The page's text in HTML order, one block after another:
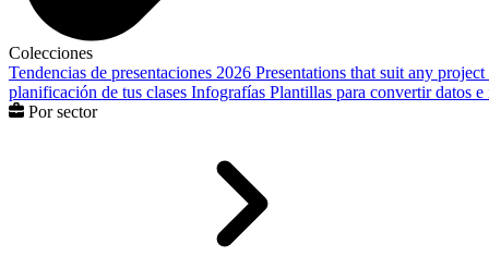
Colecciones
Tendencias de presentaciones 2026 Presentations that suit any project
planificación de tus clases Infografías Plantillas para convertir datos
Por sector